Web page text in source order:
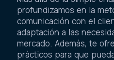
profundizamos en la
comunicación con el
adaptación a las
mercado. Además, te
prácticos para que